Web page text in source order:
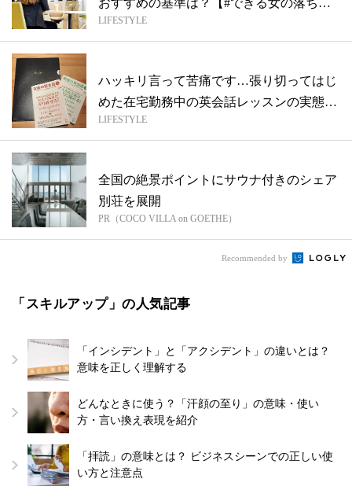
おすすめの基準は？【#できる女の落ちこ
ぼれ...
LIFESTYLE
ハッキリ言って苦痛です…張り切ってはじ
めた在宅勤務中の英会話レッスンの実態
は…
LIFESTYLE
全国の絶景ポイントにサウナ付きのシェア
別荘を展開
PR（COCO VILLA on GOETHE）
Recommended by
「スキルアップ」の人気記事
「インシデント」と「アクシデント」の違いとは？
意味を正しく理解する
どんなときに使う？「汗顔の至り」の意味・使い
方・言い換え表現を紹介
「拝読」の意味とは？ ビジネスシーンでの正しい使
い方と注意点